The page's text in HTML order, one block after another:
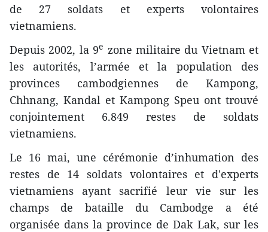
de 27 soldats et experts volontaires
vietnamiens.
Depuis 2002, la 9e zone militaire du Vietnam et
les autorités, l’armée et la population des
provinces cambodgiennes de Kampong,
Chhnang, Kandal et Kampong Speu ont trouvé
conjointement 6.849 restes de soldats
vietnamiens.
Le 16 mai, une cérémonie d’inhumation des
restes de 14 soldats volontaires et d'experts
vietnamiens ayant sacrifié leur vie sur les
champs de bataille du Cambodge a été
organisée dans la province de Dak Lak, sur les